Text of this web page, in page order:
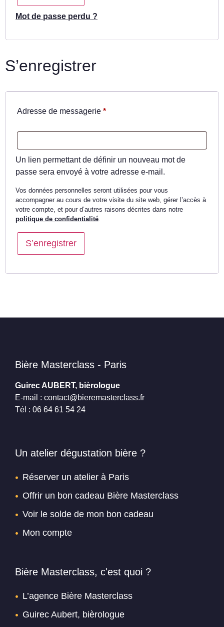
Mot de passe perdu ?
S’enregistrer
Adresse de messagerie *
Un lien permettant de définir un nouveau mot de
passe sera envoyé à votre adresse e-mail.
Vos données personnelles seront utilisées pour vous
accompagner au cours de votre visite du site web, gérer l’accès à
votre compte, et pour d’autres raisons décrites dans notre
politique de confidentialité
S’enregistrer
Bière Masterclass - Paris
Guirec AUBERT, bièrologue
E-mail : contact@bieremasterclass.fr
Tél : 06 64 61 54 24
Un atelier dégustation bière ?
Réserver un atelier à Paris
Offrir un bon cadeau Bière Masterclass
Voir le solde de mon bon cadeau
Mon compte
Bière Masterclass, c'est quoi ?
L’agence Bière Masterclass
Guirec Aubert, bièrologue